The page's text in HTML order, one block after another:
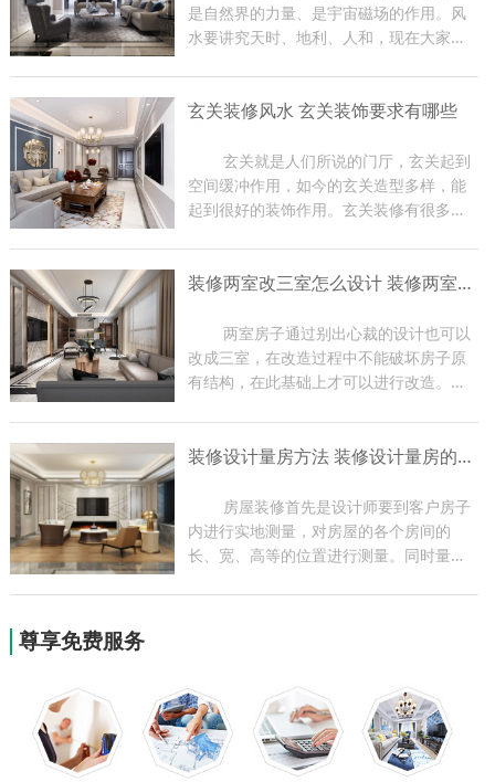
是自然界的力量、是宇宙磁场的作用。风
水要讲究天时、地利、人和，现在大家在
装修时有很多禁忌。那么下面东游装饰的
玄关装修风水 玄关装饰要求有哪些
	玄关就是人们所说的门厅，玄关起到
空间缓冲作用，如今的玄关造型多样，能
起到很好的装饰作用。玄关装修有很多风
康，严重时会影响到主人的事业。下面小装修两室改三室怎么设计 装修两室注意事项
	两室房子通过别出心裁的设计也可以
改成三室，在改造过程中不能破坏房子原
有结构，在此基础上才可以进行改造。两
要比改造之前有进步。下面小编带大家了装修设计量房方法 装修设计量房的作用
	房屋装修首先是设计师要到客户房子
内进行实地测量，对房屋的各个房间的
长、宽、高等的位置进行测量。同时量房
尊享免费服务